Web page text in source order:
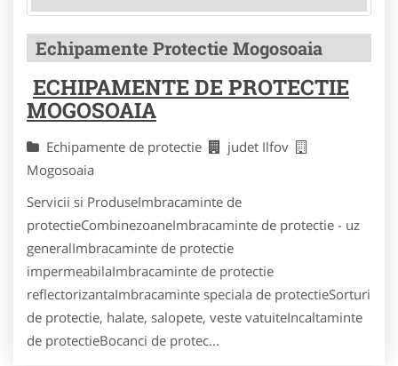
Echipamente Protectie Mogosoaia
ECHIPAMENTE DE PROTECTIE
MOGOSOAIA
Echipamente de protectie
judet Ilfov
Mogosoaia
Servicii si ProduseImbracaminte de
protectieCombinezoaneImbracaminte de protectie - uz
generalImbracaminte de protectie
impermeabilaImbracaminte de protectie
reflectorizantaImbracaminte speciala de protectieSorturi
de protectie, halate, salopete, veste vatuiteIncaltaminte
de protectieBocanci de protec...